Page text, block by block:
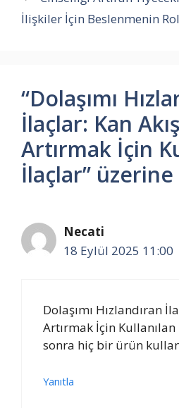
İlişkiler İçin Beslenmenin
“Dolaşımı
İlaçlar: Kan
Artırmak İçin
İlaçlar”
Necati
18 Eylül 2025 11:00
Dolaşımı Hızlandıran
Artırmak İçin
sonra hiç bir ürün
Yanıtla